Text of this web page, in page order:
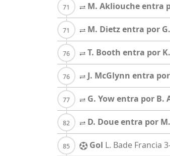
M. Akliouche entra
M. Dietz entra por
T. Booth entra por
J. McGlynn entra
G. Yow entra por B.
D. Doue entra por
Gol L. Bade Francia